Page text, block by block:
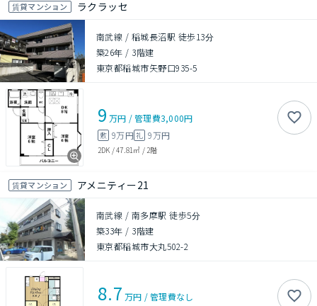
賃貸マンション ラクラッセ
南武線 / 稲城長沼駅 徒歩13分
築26年 / 3階建
東京都稲城市矢野口935-5
9 万円 /管理費3,000円
敷 9万円礼 9万円
2DK /47.81㎡ / 2階
賃貸マンション アメニティー21
南武線 / 南多摩駅 徒歩5分
築33年 / 3階建
東京都稲城市大丸502-2
8.7 万円 /管理費なし